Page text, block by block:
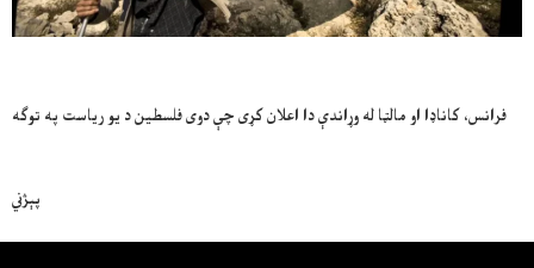
فرانس، کاناډا او مالټا له وړاندې دا اعلان کړی چې دوی فلسطین د یو ریاست په توګه
پېژني